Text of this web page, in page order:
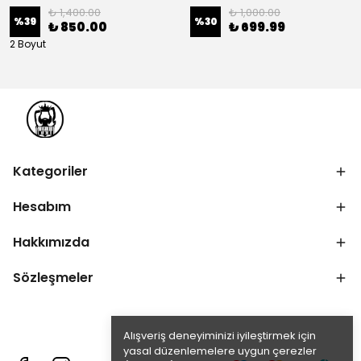
Alışveriş deneyiminizi iyileştirmek için
yasal düzenlemelere uygun çerezler
%39
₺ 1,400.00
₺ 850.00
2 Boyut
%30
₺ 1,000.00
₺ 699.99
Kategoriler
Hesabım
Hakkımızda
Sözleşmeler